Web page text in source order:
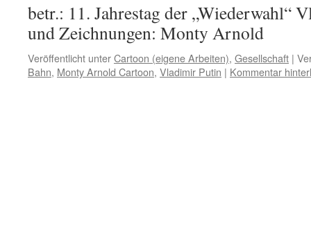
betr.: 11. Jahrestag der „Wiederwahl“
und Zeichnungen: Monty Arnold
Veröffentlicht unterCartoon (eigene Arbeiten), Gesellschaft |
Bahn, Monty Arnold Cartoon, Vladimir Putin | Kommentar